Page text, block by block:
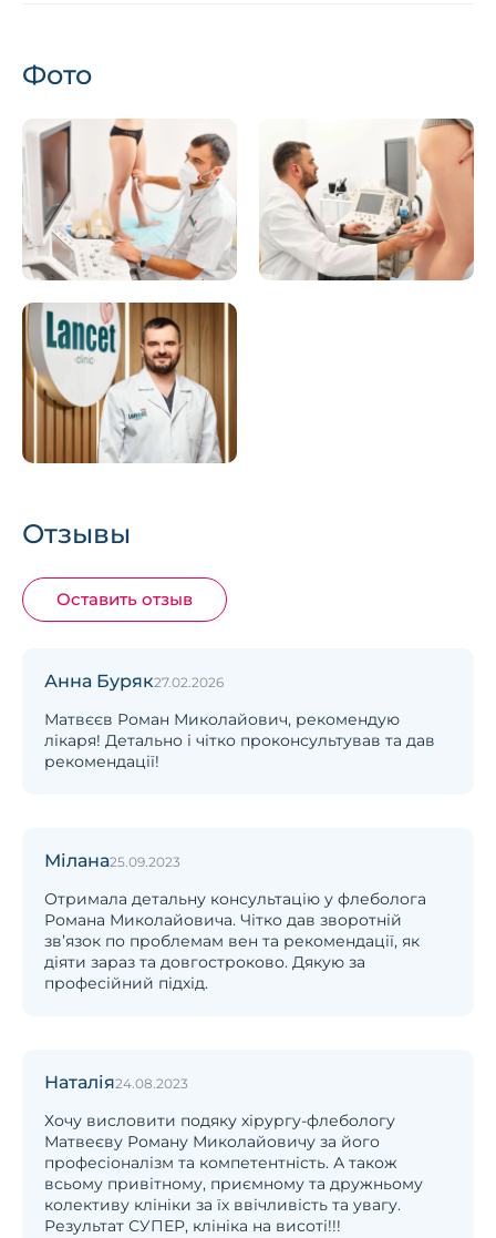
Фото
Отзывы
Оставить отзыв
Анна Буряк27.02.2026
Матвєєв Роман Миколайович, рекомендую
лікаря! Детально і чітко проконсультував та дав
рекомендації!
Мілана25.09.2023
Отримала детальну консультацію у флеболога
Романа Миколайовича. Чітко дав зворотній
зв’язок по проблемам вен та рекомендації, як
діяти зараз та довгостроково. Дякую за
професійний підхід.
Наталія24.08.2023
Хочу висловити подяку хірургу-флебологу
Матвеєву Роману Миколайовичу за його
професіоналізм та компетентність. А також
всьому привітному, приємному та дружньому
колективу клініки за їх ввічливість та увагу.
Результат СУПЕР, клініка на висоті!!!